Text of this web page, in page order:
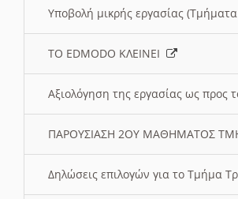
Υποβολή μικρής εργασίας
ΤΟ EDMODO ΚΛΕΙΝΕΙ
Αξιολόγηση της εργασίας ως
ΠΑΡΟΥΣΙΑΣΗ 2ΟΥ ΜΑΘΗΜΑΤΟΣ
Δηλώσεις επιλογών για το Τμήμα